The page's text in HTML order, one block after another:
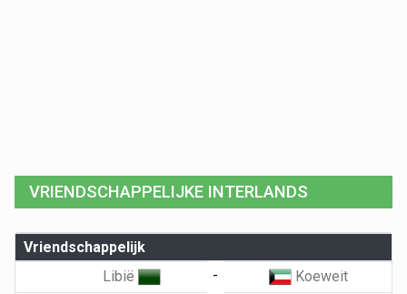
VRIENDSCHAPPELIJKE INTERLANDS
Vriendschappelijk
Libië
-
Koeweit